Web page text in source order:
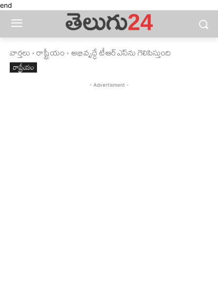
end
వార్తలు రాష్ట్రీయం అభివృద్ధే టీఆర్‌ఎస్‌ను గెలిపిస్తుంది
రాష్ట్రీయం
- Advertisment -